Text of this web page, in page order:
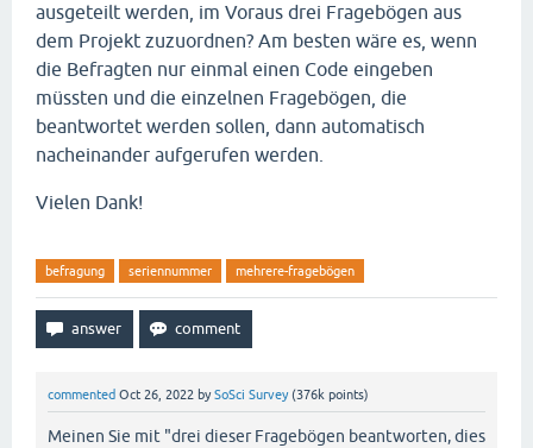
ausgeteilt werden, im Voraus drei Fragebögen aus
dem Projekt zuzuordnen? Am besten wäre es, wenn
die Befragten nur einmal einen Code eingeben
müssten und die einzelnen Fragebögen, die
beantwortet werden sollen, dann automatisch
nacheinander aufgerufen werden.
Vielen Dank!
befragung seriennummer mehrere-fragebögen
commented Oct 26, 2022 bySoSci Survey (376k points)
Meinen Sie mit "drei dieser Fragebögen beantworten, dies